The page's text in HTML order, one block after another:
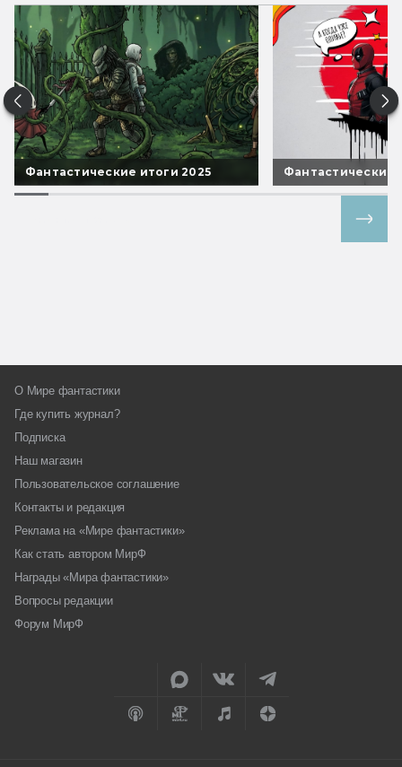
Фантастические итоги 2025 Фантастические
О Мире фантастики
Где купить журнал?
Подписка
Наш магазин
Пользовательское соглашение
Контакты и редакция
Реклама на «Мире фантастики»
Как стать автором МирФ
Награды «Мира фантастики»
Вопросы редакции
Форум МирФ